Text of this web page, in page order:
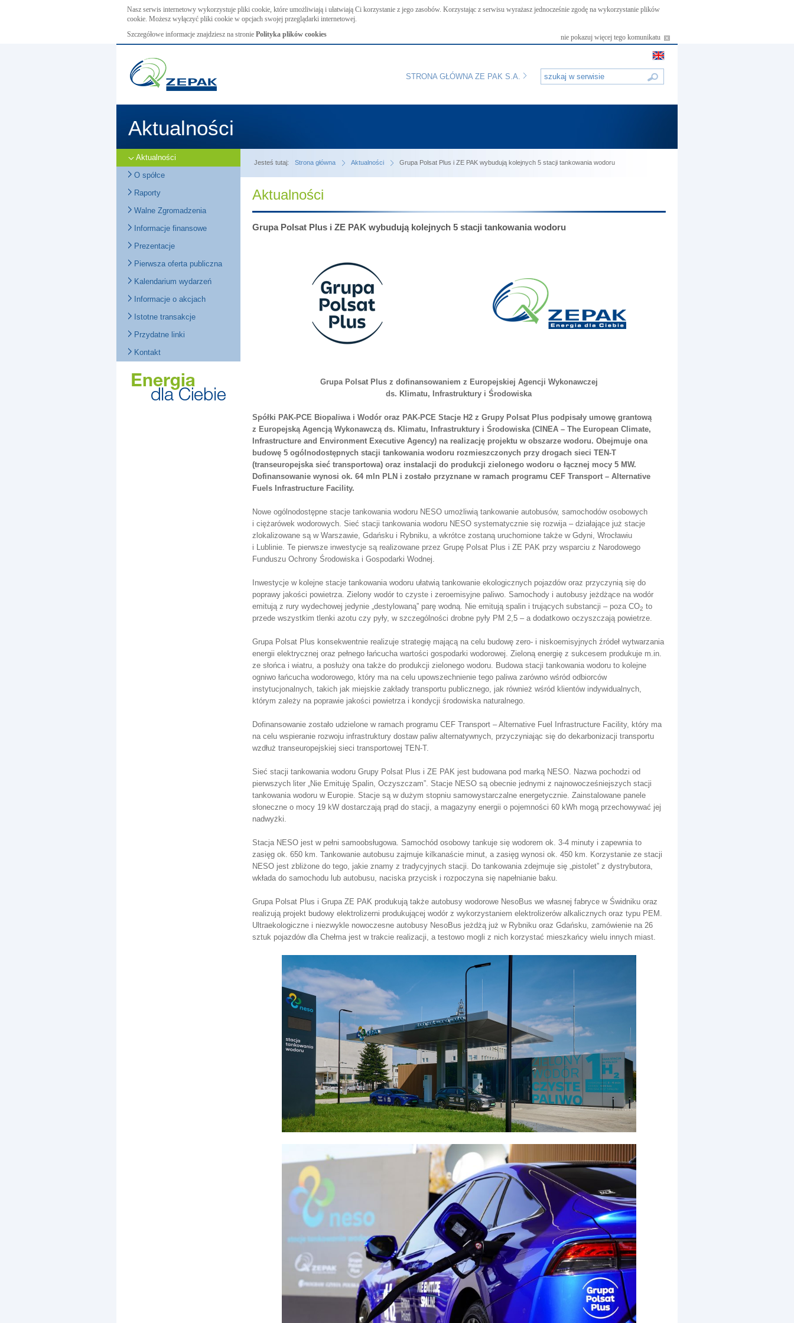
Nasz serwis internetowy wykorzystuje pliki cookie, które umożliwiają i ułatwiają Ci korzystanie z jego zasobów. Korzystając z serwisu wyrażasz jednocześnie zgodę na wykorzystanie plików
cookie. Możesz wyłączyć pliki cookie w opcjach swojej przeglądarki internetowej.
Szczegółowe informacje znajdziesz na stronie Polityka plików cookies nie pokazuj więcej tego komunikatu
STRONA GŁÓWNA ZE PAK S.A.
Aktualności
Aktualności
O spółce
Raporty
Walne Zgromadzenia
Informacje finansowe
Prezentacje
Pierwsza oferta publiczna
Kalendarium wydarzeń
Informacje o akcjach
Istotne transakcje
Przydatne linki
Kontakt
Jesteś tutaj: Strona główna Aktualności Grupa Polsat Plus i ZE PAK wybudują kolejnych 5 stacji tankowania wodoru
Aktualności
Grupa Polsat Plus i ZE PAK wybudują kolejnych 5 stacji tankowania wodoru
Grupa Polsat Plus z dofinansowaniem z Europejskiej Agencji Wykonawczej
ds. Klimatu, Infrastruktury i Środowiska
Spółki PAK-PCE Biopaliwa i Wodór oraz PAK-PCE Stacje H2 z Grupy Polsat Plus podpisały umowę grantową
z Europejską Agencją Wykonawczą ds. Klimatu, Infrastruktury i Środowiska (CINEA – The European Climate,
Infrastructure and Environment Executive Agency) na realizację projektu w obszarze wodoru. Obejmuje ona
budowę 5 ogólnodostępnych stacji tankowania wodoru rozmieszczonych przy drogach sieci TEN-T
(transeuropejska sieć transportowa) oraz instalacji do produkcji zielonego wodoru o łącznej mocy 5 MW.
Dofinansowanie wynosi ok. 64 mln PLN i zostało przyznane w ramach programu CEF Transport – Alternative
Fuels Infrastructure Facility.
Nowe ogólnodostępne stacje tankowania wodoru NESO umożliwią tankowanie autobusów, samochodów osobowych
i ciężarówek wodorowych. Sieć stacji tankowania wodoru NESO systematycznie się rozwija – działające już stacje
zlokalizowane są w Warszawie, Gdańsku i Rybniku, a wkrótce zostaną uruchomione także w Gdyni, Wrocławiu
i Lublinie. Te pierwsze inwestycje są realizowane przez Grupę Polsat Plus i ZE PAK przy wsparciu z Narodowego
Funduszu Ochrony Środowiska i Gospodarki Wodnej.
Inwestycje w kolejne stacje tankowania wodoru ułatwią tankowanie ekologicznych pojazdów oraz przyczynią się do
poprawy jakości powietrza. Zielony wodór to czyste i zeroemisyjne paliwo. Samochody i autobusy jeżdżące na wodór
emitują z rury wydechowej jedynie „destylowaną” parę wodną. Nie emitują spalin i trujących substancji – poza CO2 to
przede wszystkim tlenki azotu czy pyły, w szczególności drobne pyły PM 2,5 – a dodatkowo oczyszczają powietrze.
Grupa Polsat Plus konsekwentnie realizuje strategię mającą na celu budowę zero- i niskoemisyjnych źródeł wytwarzania
energii elektrycznej oraz pełnego łańcucha wartości gospodarki wodorowej. Zieloną energię z sukcesem produkuje m.in.
ze słońca i wiatru, a posłuży ona także do produkcji zielonego wodoru. Budowa stacji tankowania wodoru to kolejne
ogniwo łańcucha wodorowego, który ma na celu upowszechnienie tego paliwa zarówno wśród odbiorców
instytucjonalnych, takich jak miejskie zakłady transportu publicznego, jak również wśród klientów indywidualnych,
którym zależy na poprawie jakości powietrza i kondycji środowiska naturalnego.
Dofinansowanie zostało udzielone w ramach programu CEF Transport – Alternative Fuel Infrastructure Facility, który ma
na celu wspieranie rozwoju infrastruktury dostaw paliw alternatywnych, przyczyniając się do dekarbonizacji transportu
wzdłuż transeuropejskiej sieci transportowej TEN-T.
Sieć stacji tankowania wodoru Grupy Polsat Plus i ZE PAK jest budowana pod marką NESO. Nazwa pochodzi od
pierwszych liter „Nie Emituję Spalin, Oczyszczam”. Stacje NESO są obecnie jednymi z najnowocześniejszych stacji
tankowania wodoru w Europie. Stacje są w dużym stopniu samowystarczalne energetycznie. Zainstalowane panele
słoneczne o mocy 19 kW dostarczają prąd do stacji, a magazyny energii o pojemności 60 kWh mogą przechowywać jej
nadwyżki.
Stacja NESO jest w pełni samoobsługowa. Samochód osobowy tankuje się wodorem ok. 3-4 minuty i zapewnia to
zasięg ok. 650 km. Tankowanie autobusu zajmuje kilkanaście minut, a zasięg wynosi ok. 450 km. Korzystanie ze stacji
NESO jest zbliżone do tego, jakie znamy z tradycyjnych stacji. Do tankowania zdejmuje się „pistolet” z dystrybutora,
wkłada do samochodu lub autobusu, naciska przycisk i rozpoczyna się napełnianie baku.
Grupa Polsat Plus i Grupa ZE PAK produkują także autobusy wodorowe NesoBus we własnej fabryce w Świdniku oraz
realizują projekt budowy elektrolizerni produkującej wodór z wykorzystaniem elektrolizerów alkalicznych oraz typu PEM.
Ultraekologiczne i niezwykle nowoczesne autobusy NesoBus jeżdżą już w Rybniku oraz Gdańsku, zamówienie na 26
sztuk pojazdów dla Chełma jest w trakcie realizacji, a testowo mogli z nich korzystać mieszkańcy wielu innych miast.